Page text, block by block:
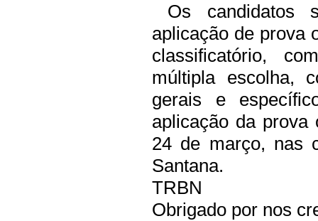
Os candidatos
aplicação de prova
classificatório,
múltipla escolha,
gerais e
aplicação da
24 de março, nas
Santana.
TRBN
Obrigado por nos